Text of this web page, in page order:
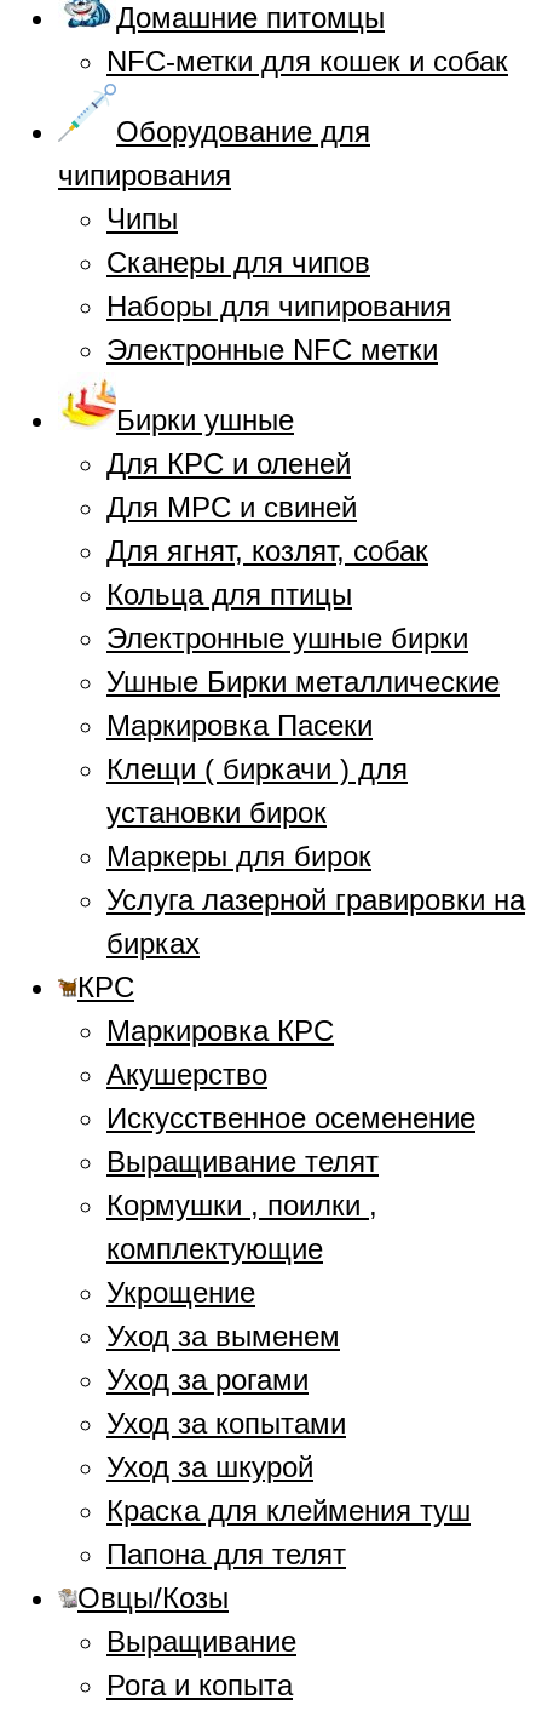
Домашние питомцы
NFC-метки для кошек и собак
Оборудование для
чипирования
Чипы
Сканеры для чипов
Наборы для чипирования
Электронные NFC метки
Бирки ушные
Для КРС и оленей
Для МРС и свиней
Для ягнят, козлят, собак
Кольца для птицы
Электронные ушные бирки
Ушные Бирки металлические
Маркировка Пасеки
Клещи ( биркачи ) для
установки бирок
Маркеры для бирок
Услуга лазерной гравировки на
бирках
КРС
Маркировка КРС
Акушерство
Искусственное осеменение
Выращивание телят
Кормушки , поилки ,
комплектующие
Укрощение
Уход за выменем
Уход за рогами
Уход за копытами
Уход за шкурой
Краска для клеймения туш
Папона для телят
Овцы/Козы
Выращивание
Рога и копыта